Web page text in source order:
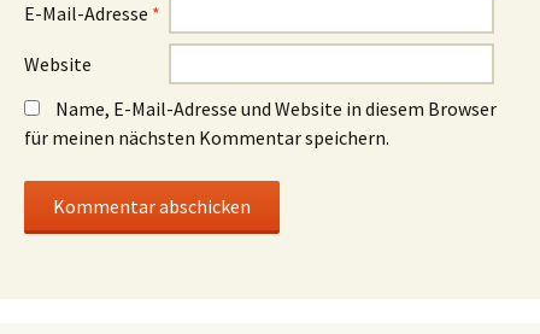
E-Mail-Adresse *
Website
Name, E-Mail-Adresse und Website in diesem Browser
für meinen nächsten Kommentar speichern.